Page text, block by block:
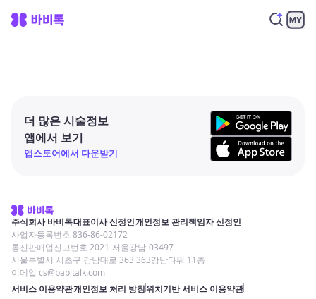
더 많은 시술정보
앱에서 보기
앱스토어에서 다운받기
주식회사 바비톡대표이사 신정인개인정보 관리책임자 신정인
사업자등록번호 836-86-02172
통신판매업신고번호 2021-서울강남-03497
서울특별시 서초구 강남대로 363 363강남타워 11층
이메일 cs@babitalk.com
서비스 이용약관개인정보 처리 방침위치기반 서비스 이용약관